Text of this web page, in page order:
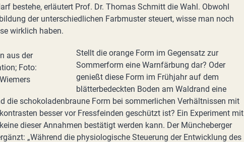
bestehe, erläutert Prof. Dr. Thomas Schmitt die Wahl. Obwohl
der unterschiedlichen Farbmuster steuert, wisse man noch
wirklich haben.
Stellt die orange Form im Gegensatz zur
Sommerform eine Warnfärbung dar? Oder
genießt diese Form im Frühjahr auf dem
blätterbedeckten Boden am Waldrand eine
die schokoladenbraune Form bei sommerlichen Verhältnissen mit
besser vor Fressfeinden geschützt ist? Ein Experiment mit
dieser Annahmen bestätigt werden kann. Der Müncheberger
„Während die physiologische Steuerung der Entwicklung des